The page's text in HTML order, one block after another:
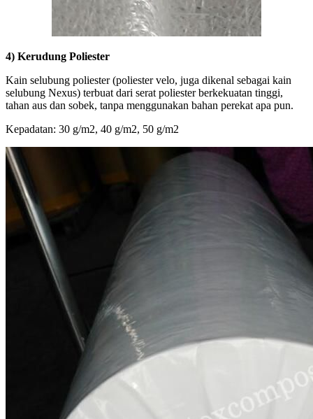
4) Kerudung Poliester
Kain selubung poliester (poliester velo, juga dikenal sebagai kain
selubung Nexus) terbuat dari serat poliester berkekuatan tinggi,
tahan aus dan sobek, tanpa menggunakan bahan perekat apa pun.
Kepadatan: 30 g/m2, 40 g/m2, 50 g/m2